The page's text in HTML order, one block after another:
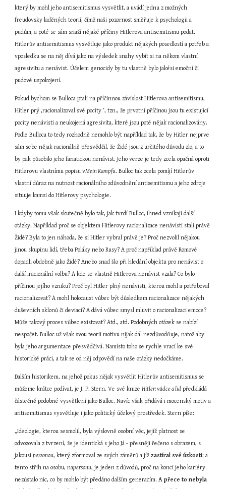
který by mohl jeho antisemitismus vysvětlit, a uvádí jednu z možných
freudovsky laděných teorií, čímž naši pozornost směřuje k psychologii a
pudům, a poté se sám snaží nějaké příčiny Hitlerova antisemitismu podat.
Hitlerův antisemitismus vysvětluje jako produkt nějakých posedlostí a potřeb a
vposledku se na něj dívá jako na výsledek snahy vybít si na někom vlastní
agresivitu a nenávist. Účelem genocidy by tu vlastně bylo jakési emoční či
pudové uspokojení.
Pokud bychom se Bulloca ptali na příčinnou závislost Hitlerova antisemitismu,
Hitler prý ‚racionalizoval své pocity ‘, tzn., že prvotní příčinou jsou tu existující
pocity nenávisti a neukojená agresivita, které jsou poté nějak racionalizovány.
Podle Bulloca to tedy rozhodně nemohlo být například tak, že by Hitler nejprve
sám sebe nějak racionálně přesvědčil, že Židé jsou z určitého důvodu zlo, a to
by pak působilo jeho fanatickou nenávist. Jeho verze je tedy zcela opačná oproti
Hitlerovu vlastnímu popisu vMein Kampfu. Bulloc tak zcela pomíjí Hitlerův
vlastní důraz na nutnost racionálního zdůvodnění antisemitismu a jeho zdroje
situuje kamsi do Hitlerovy psychologie.
I kdyby tomu však skutečně bylo tak, jak tvrdí Bulloc, ihned vznikají další
otázky. Například proč se objektem Hitlerovy racionalizace nenávisti stali právě
Židé? Byla to jen náhoda, že si Hitler vybral právě je? Proč nezvolil nějakou
jinou skupinu lidí, třeba Poláky nebo Rusy? A proč například právě Romové
dopadli obdobně jako Židé? Anebo snad šlo při hledání objektu pro nenávist o
další iracionální volbu? A kde se vlastně Hitlerova nenávist vzala? Co bylo
příčinou jejího vzniku? Proč byl Hitler plný nenávisti, kterou mohl a potřeboval
racionalizovat? A mohl holocaust vůbec být důsledkem racionalizace nějakých
duševních sklonů či deviací? A dává vůbec smysl mluvit o racionalizaci emoce?
Může takový proces vůbec existovat? Atd., atd. Podobných otázek se nabízí
nespočet. Bulloc už však svou teorii motivu nijak dál nezdůvodňuje, natož aby
byla jeho argumentace přesvědčivá. Namísto toho se rychle vrací ke své
historické práci, a tak se od něj odpovědí na naše otázky nedočkáme.
Dalším historikem, na jehož pokus nějak vysvětlit Hitlerův antisemitismus se
můžeme krátce podívat, je J. P. Stern. Ve své knize Hitler: vůdce a lid předkládá
částečně podobné vysvětlení jako Bulloc. Navíc však přidává i mocenský motiv a
antisemitismus vysvětluje i jako politický účelový prostředek. Stern píše:
„Ideologie, kterou sesmolil, byla výslovně osobní věc, jejíž platnost se
odvozovala z tvrzení, že je identická s jeho Já - přesněji řečeno s obrazem, s
jakousi personou, který zformoval ze svých záměrů a jíž zastíral své úzkosti; a
tento střih na osobu, napersonu, je jeden z důvodů, proč na konci jeho kariéry
nezůstalo nic, co by mohlo být předáno dalším generacím. A přece to nebyla